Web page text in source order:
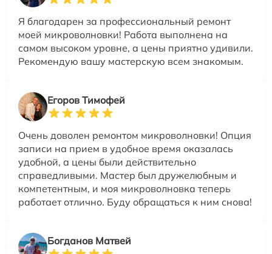
Я благодарен за профессиональный ремонт
моей микроволновки! Работа выполнена на
самом высоком уровне, а цены приятно удивили.
Рекомендую вашу мастерскую всем знакомым.
Егоров Тимофей
Очень доволен ремонтом микроволновки! Опция
записи на прием в удобное время оказалась
удобной, а цены были действительно
справедливыми. Мастер был дружелюбным и
компетентным, и моя микроволновка теперь
работает отлично. Буду обращаться к ним снова!
Богданов Матвей